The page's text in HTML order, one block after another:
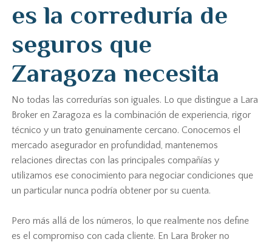
es la correduría de
seguros que
Zaragoza necesita
No todas las corredurías son iguales. Lo que distingue a Lara
Broker en Zaragoza es la combinación de experiencia, rigor
técnico y un trato genuinamente cercano. Conocemos el
mercado asegurador en profundidad, mantenemos
relaciones directas con las principales compañías y
utilizamos ese conocimiento para negociar condiciones que
un particular nunca podría obtener por su cuenta.
Pero más allá de los números, lo que realmente nos define
es el compromiso con cada cliente. En Lara Broker no